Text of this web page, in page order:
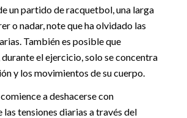
un partido de racquetbol, una larga
o nadar, note que ha olvidado las
También es posible que
el ejercicio, solo se concentra
y los movimientos de su cuerpo.
a deshacerse con
las tensiones diarias a través del